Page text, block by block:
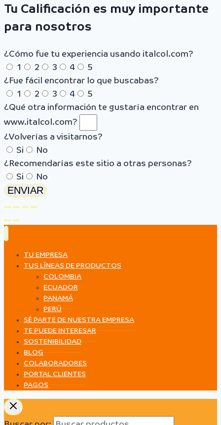
Tu Calificación es muy importante
para nosotros
¿Cómo fue tu experiencia usando italcol.com?
1
2 3 4
5
¿Fue fácil encontrar lo que buscabas?
1
2 3 4
5
¿Qué otra información te gustaría encontrar en
www.italcol.com?
¿Volverías a visitarnos?
Si
No
¿Recomendarías este sitio a otras personas?
Si
No
ENVIAR
TU EMPRESA
TUS LÍNEAS DE PRODUCTOS
COLOMBIA
ECUADOR
PANAMÁ
PERÚ
SÉ PARTE DE NUESTRA EMPRESA
TE PUEDE INTERESAR
SOSTENIBILIDAD
BLOG
COLABORADORES
PORTAL CLIENTES
PAGOS